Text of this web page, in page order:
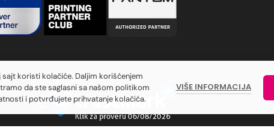
sajt koristi kolačiće. Daljim korišćenjem
da ste saglasni sa našom politikom
i potvrđujete prihvatanje kolačića.
VIŠE INFORMACIJA